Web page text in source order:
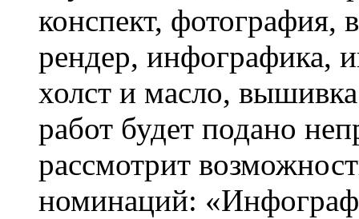
конспект, фотография,
рендер, инфографика,
холст и масло,
работ будет подано
рассмотрит
номинаций: